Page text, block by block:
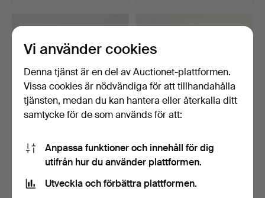
. ROLEX OYSTER
PERPETUAL
ARMBANDSUR I ETUI.
Sålt
HERRUR, SWISS ARMY.
Klubbades 20 jun 2026
1 bud
Vi använder cookies
Denna tjänst är en del av Auctionet-plattformen.
Vissa cookies är nödvändiga för att tillhandahålla
tjänsten, medan du kan hantera eller återkalla ditt
samtycke för de som används för att:
Anpassa funktioner och innehåll för dig
utifrån hur du använder plattformen.
Utveckla och förbättra plattformen.